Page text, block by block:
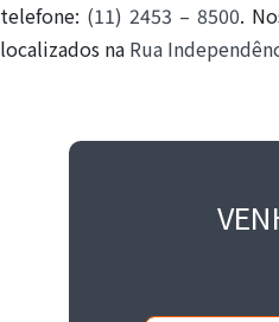
telefone: (11) 2453 – 8500.
localizados na Rua